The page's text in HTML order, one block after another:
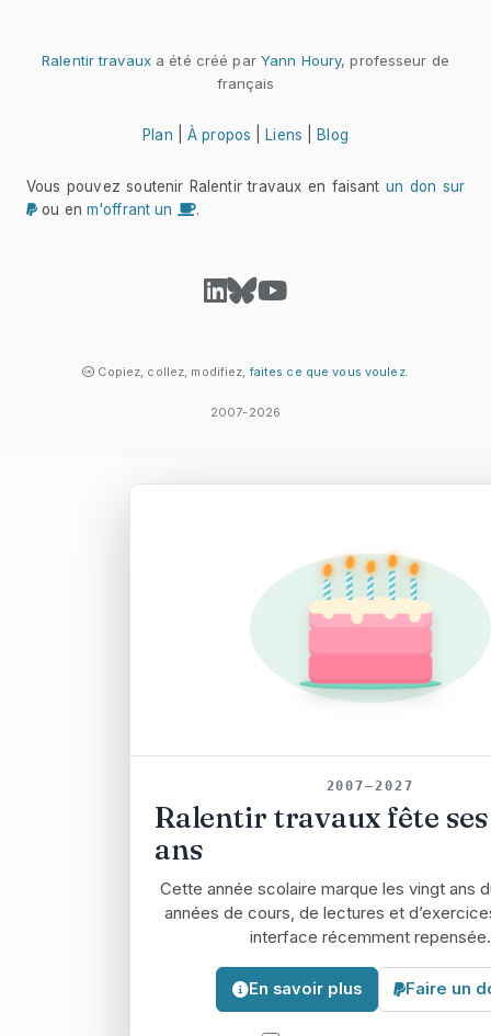
Ralentir travauxa été créé par Yann Houry, professeur de
français
Plan |À propos Liens Blog
Vous pouvez soutenir Ralentir travaux en faisant un don sur
ou en m'offrant un .
Copiez, collez, modifiez,faites ce que vous voulez.
2007-2026
2007–2027
Ralentir travaux fête
ans
Cette année scolaire marque les vingt ans
années de cours, de lectures et
interface récemment repensée.
En savoir plus Faire un